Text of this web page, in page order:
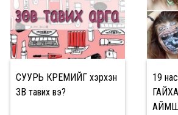
СУУРЬ КРЕМИЙГ хэрхэн
ЗӨВ тавих вэ?
19